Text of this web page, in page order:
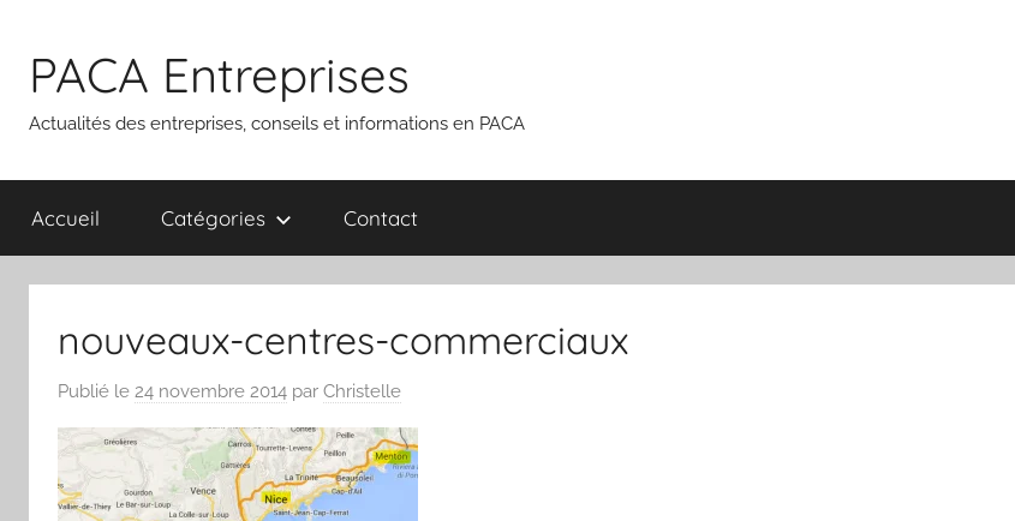
contenu
PACA Entreprises
Actualités des entreprises, conseils et informations en PACA
Accueil Catégories Contact
nouveaux-centres-commerciaux
Publié le 24 novembre 2014 par Christelle